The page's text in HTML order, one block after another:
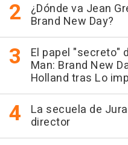
¿Dónde va Jean
Brand New Day?
El papel "secreto"
Man: Brand New
Holland tras Lo
La secuela de
director